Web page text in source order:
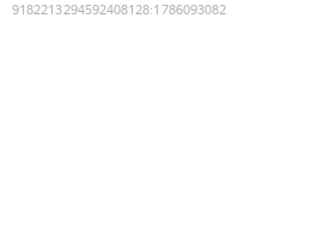
9182213294592408128:1786093082